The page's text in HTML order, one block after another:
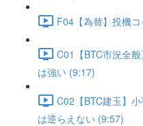
F04【為替】投機
C01【BTC市況全
は強い (9:17)
C02【BTC建玉】
は逆らえない (9:57)